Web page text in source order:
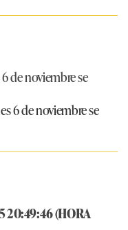
de noviembre se
20:49:46 (HORA